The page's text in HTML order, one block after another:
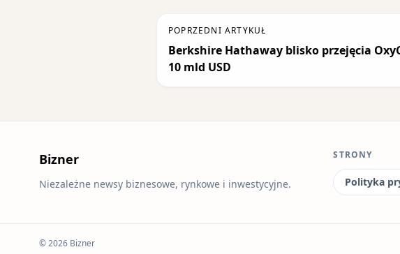
POPRZEDNI ARTYKUŁ
Berkshire Hathaway blisko przejęcia
10 mld USD
Bizner
Niezależne newsy biznesowe, rynkowe i inwestycyjne.
STRONY
Polityka
© 2026 Bizner